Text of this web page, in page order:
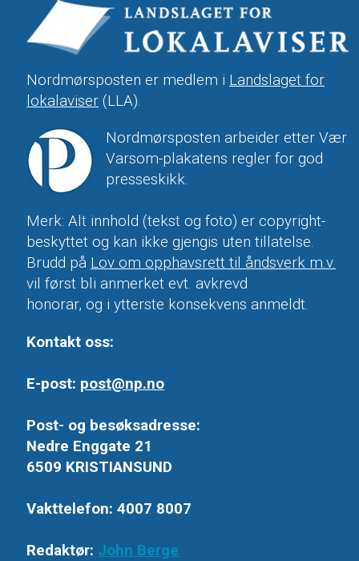
Nordmørsposten er medlem i Landslaget for
lokalaviser (LLA).
Nordmørsposten arbeider etter Vær
Varsom-plakatens regler for god
presseskikk.
Merk: Alt innhold (tekst og foto) er copyright-
beskyttet og kan ikke gjengis uten tillatelse.
Brudd på Lov om opphavsrett til åndsverk m.v.
vil først bli anmerket evt. avkrevd
honorar, og i ytterste konsekvens anmeldt.
Kontakt oss:
E-post: post@np.no
Post- og besøksadresse:
Nedre Enggate 21
6509 KRISTIANSUND
Vakttelefon: 4007 8007
Redaktør: John Berge